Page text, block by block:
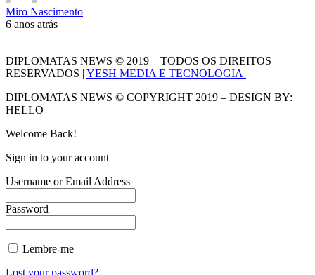
Miro Nascimento
6 anos atrás
DIPLOMATAS NEWS © 2019 – TODOS OS DIREITOS
RESERVADOS | YESH MEDIA E TECNOLOGIA
DIPLOMATAS NEWS © COPYRIGHT 2019 – DESIGN BY:
HELLO
Welcome Back!
Sign in to your account
Username or Email Address
Password
Lembre-me